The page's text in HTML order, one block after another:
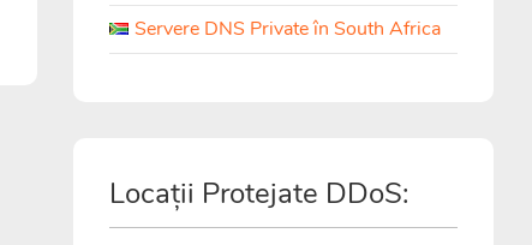
Servere DNS Private în South Africa
Locații Protejate DDoS: